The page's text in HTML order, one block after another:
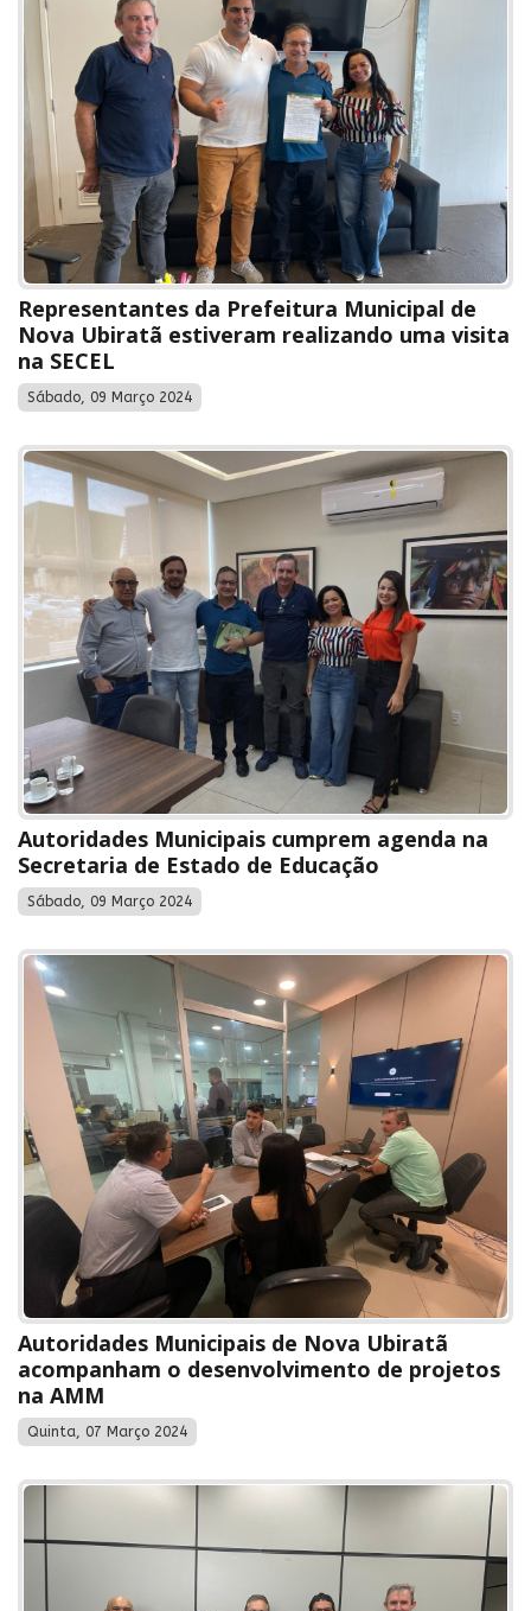
Representantes da Prefeitura Municipal de
Nova Ubiratã estiveram realizando uma visita
na SECEL
Sábado, 09 Março 2024
Autoridades Municipais cumprem agenda na
Secretaria de Estado de Educação
Sábado, 09 Março 2024
Autoridades Municipais de Nova Ubiratã
acompanham o desenvolvimento de projetos
na AMM
Quinta, 07 Março 2024